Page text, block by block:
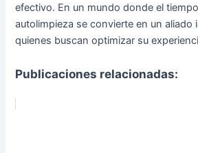
efectivo. En un mundo donde el
autolimpieza se convierte en un aliado
quienes buscan optimizar su
Publicaciones relacionadas: